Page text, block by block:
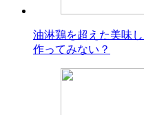
油淋鶏を超えた美味
作ってみない？